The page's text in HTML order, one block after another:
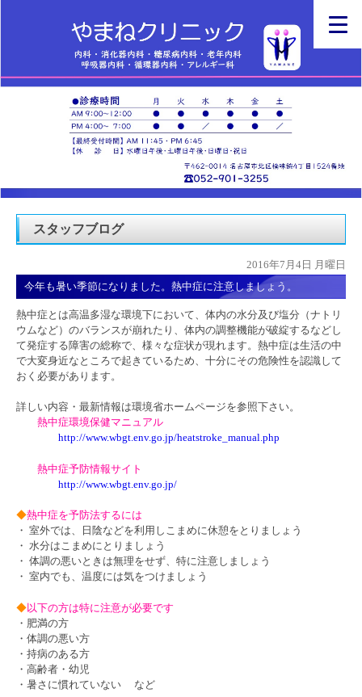
スタッフブログ
2016年7月4日 月曜日
今年も暑い季節になりました。熱中症に注意しましょう。
熱中症とは高温多湿な環境下において、体内の水分及び塩分（ナトリ
ウムなど）のバランスが崩れたり、体内の調整機能が破綻するなどし
て発症する障害の総称で、様々な症状が現れます。熱中症は生活の中
で大変身近なところで起きているため、十分にその危険性を認識して
おく必要があります。
詳しい内容・最新情報は環境省ホームページを参照下さい。
熱中症環境保健マニュアル
http://www.wbgt.env.go.jp/heatstroke_manual.php
熱中症予防情報サイト
http://www.wbgt.env.go.jp/
◆熱中症を予防法するには
・ 室外では、日陰などを利用しこまめに休憩をとりましょう
・ 水分はこまめにとりましょう
・ 体調の悪いときは無理をせず、特に注意しましょう
・ 室内でも、温度には気をつけましょう
◆以下の方は特に注意が必要です
・肥満の方
・体調の悪い方
・持病のある方
・高齢者・幼児
・暑さに慣れていない など